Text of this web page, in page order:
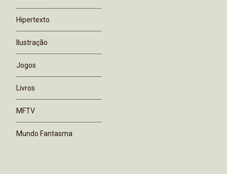
Hipertexto
Ilustração
Jogos
Livros
MFTV
Mundo Fantasma